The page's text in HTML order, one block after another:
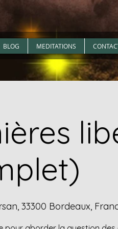
BLOG MEDITATIONS
33300 Bordeaux,